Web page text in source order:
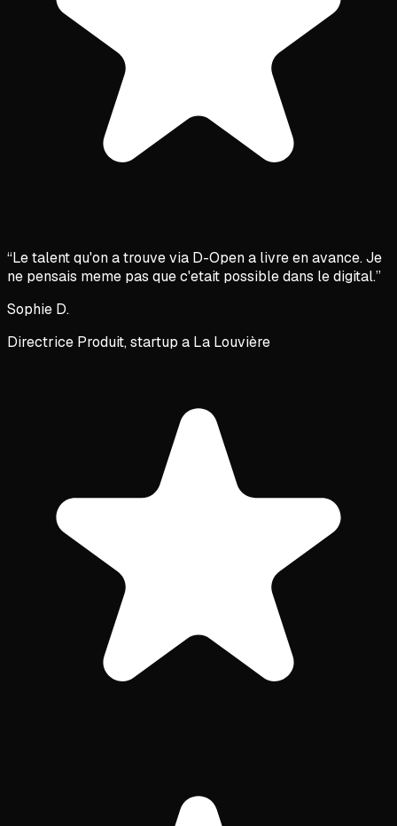
“Le talent qu'on a trouve via D-Open a livre en avance. Je
ne pensais meme pas que c'etait possible dans le digital.”
Sophie D.
Directrice Produit, startup a La Louvière